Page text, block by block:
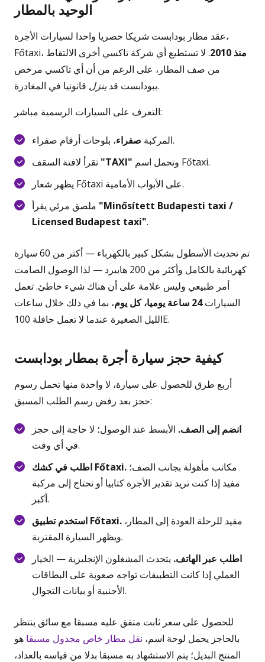
الوحيد بالمطار
عقد مطار بودابست شريكا حصريا واحدا لسيارات الأجرة،
Főtaxi،
منذ 2010
. لا تستطيع أي شركة تاكسي أخرى الالتقاط
من صف المطار، على الرغم من أن أي تاكسي مرخص
ببودابست قد ينزل
قانونيا في المغادرة.
التعرف على السيارات الرسمية مباشر:
المركبة صفراء
، بلوحات أرقام صفراء.
"TAXI"
وتحمل اسم Főtaxi.
يظهر شعار Főtaxi على الأبواب الأمامية.
"Minősített Budapesti taxi /
Licensed Budapest taxi".
تم تحديث الأسطول بشكل كبير بالكهرباء — أكثر من 60 سيارة
كهربائية بالكامل وأكثر من 200 هايبرد — لذا الوصول الصامت
أمر طبيعي وليس علامة على أن هناك شيء خاطئ. تعمل
السيارات24 ساعة يوميا، كل يوم
، بما في ذلك خلال ساعات
الليل الصغيرة عندما لا تعمل حافلة 100E.
كيفية حجز سيارة أجرة بمطار بودابست
أربع طرق للحصول على سيارة، لا واحدة منها تحمل رسوم
حجز بعد رفض رسم الطلب المسبق:
انضم إلى الصف. الأبسط عند الوصول؛ لا حاجة إلى حجز
في أي وقت.
اطلب في كشك Főtaxi.
مفيد إذا كنت تريد تقدير الأجرة كتابيا أو تحتاج إلى مركبة
أكبر.
استخدم تطبيق Főtaxi.
ويظهر السيارة المقتربة.
اطلب عبر الهاتف. يتحدث المشغلون الإنجليزية — الخيار
العملي إذا كانت التطبيقات تواجه صعوبة على البطاقات
الأجنبية أو بيانات التجوال.
للحصول على سعر ثابت متفق عليه مسبقا مع سائق ينتظر
بالحاجز يحمل لوحة اسم، نقل مطار خاص مجدول مسبقا هو
المنتج البديل؛ يتم الاستشهاد به مسبقا بدلا من قياسه بالعداد،